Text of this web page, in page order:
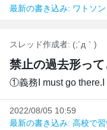
最新の書き込み: ワトソン
スレッド作成者: (;´д｀)
禁止の過去形っ
2022/08/05 10:59
最新の書き込み: 高校で